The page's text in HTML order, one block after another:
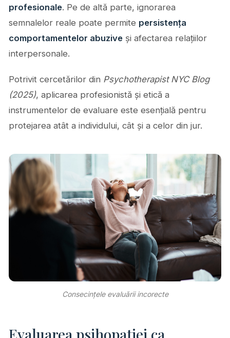
profesionale. Pe de altă parte, ignorarea
semnalelor reale poate permite persistența
comportamentelor abuzive și afectarea relațiilor
interpersonale.
Potrivit cercetărilor din Psychotherapist NYC Blog
(2025), aplicarea profesionistă și etică a
instrumentelor de evaluare este esențială pentru
protejarea atât a individului, cât și a celor din jur.
Consecințele evaluării incorecte